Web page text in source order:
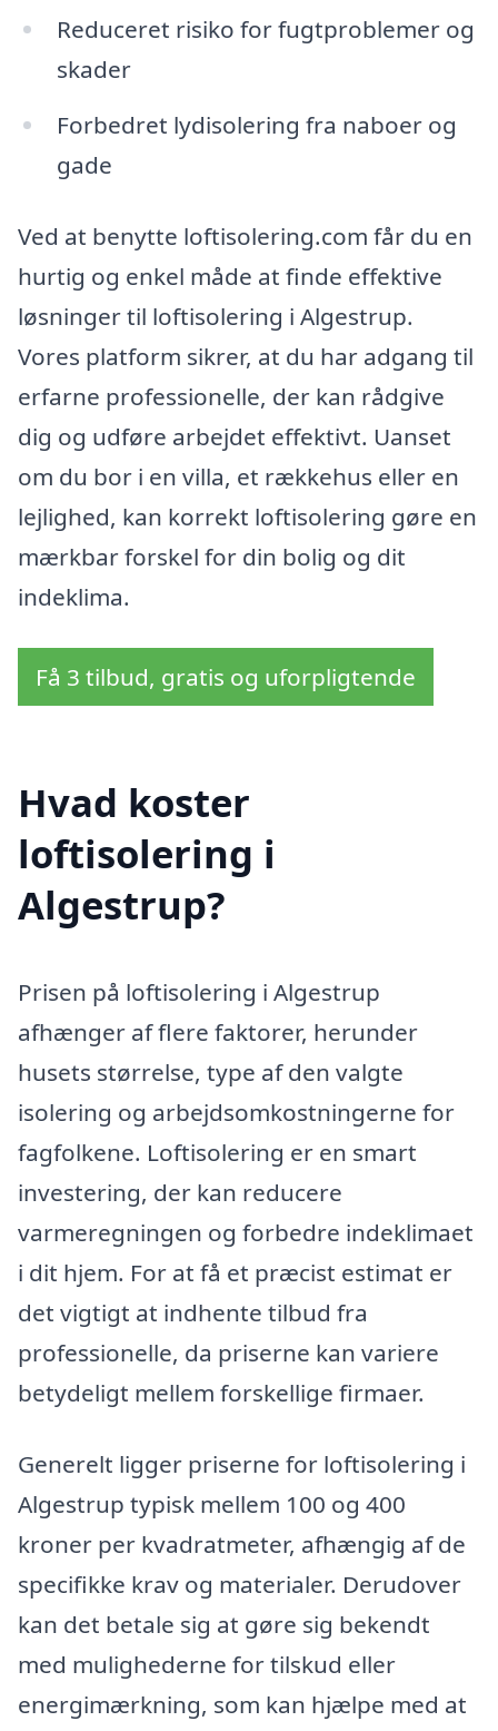
Reduceret risiko for fugtproblemer og
skader
Forbedret lydisolering fra naboer og
gade
Ved at benytte loftisolering.com får du en
hurtig og enkel måde at finde effektive
løsninger til loftisolering i Algestrup.
Vores platform sikrer, at du har adgang til
erfarne professionelle, der kan rådgive
dig og udføre arbejdet effektivt. Uanset
om du bor i en villa, et rækkehus eller en
lejlighed, kan korrekt loftisolering gøre en
mærkbar forskel for din bolig og dit
indeklima.
Få 3 tilbud, gratis og uforpligtende
Hvad koster
loftisolering i
Algestrup?
Prisen på loftisolering i Algestrup
afhænger af flere faktorer, herunder
husets størrelse, type af den valgte
isolering og arbejdsomkostningerne for
fagfolkene. Loftisolering er en smart
investering, der kan reducere
varmeregningen og forbedre indeklimaet
i dit hjem. For at få et præcist estimat er
det vigtigt at indhente tilbud fra
professionelle, da priserne kan variere
betydeligt mellem forskellige firmaer.
Generelt ligger priserne for loftisolering i
Algestrup typisk mellem 100 og 400
kroner per kvadratmeter, afhængig af de
specifikke krav og materialer. Derudover
kan det betale sig at gøre sig bekendt
med mulighederne for tilskud eller
energimærkning, som kan hjælpe med at